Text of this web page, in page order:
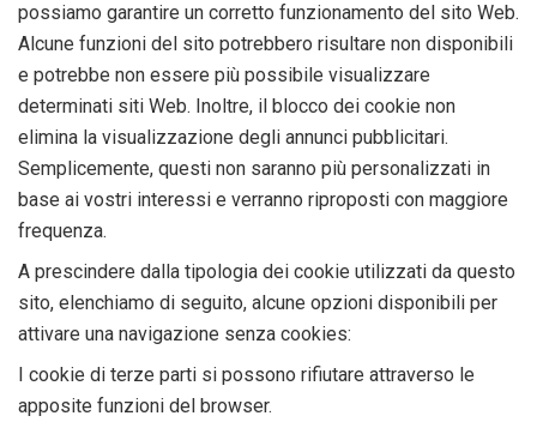
possiamo garantire un corretto funzionamento del sito Web.
Alcune funzioni del sito potrebbero risultare non disponibili
e potrebbe non essere più possibile visualizzare
determinati siti Web. Inoltre, il blocco dei cookie non
elimina la visualizzazione degli annunci pubblicitari.
Semplicemente, questi non saranno più personalizzati in
base ai vostri interessi e verranno riproposti con maggiore
frequenza.
A prescindere dalla tipologia dei cookie utilizzati da questo
sito, elenchiamo di seguito, alcune opzioni disponibili per
attivare una navigazione senza cookies:
I cookie di terze parti si possono rifiutare attraverso le
apposite funzioni del browser.